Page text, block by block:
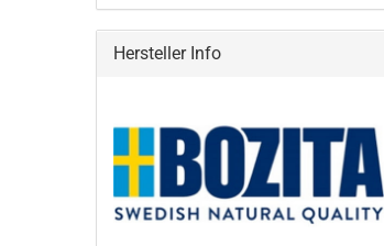
Hersteller Info